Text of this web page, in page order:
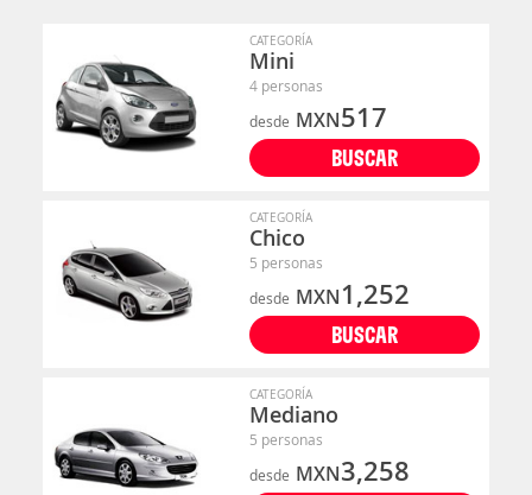
CATEGORÍA
Mini
4 personas
desde MXN517
BUSCAR
CATEGORÍA
Chico
5 personas
desde MXN1,252
BUSCAR
CATEGORÍA
Mediano
5 personas
desde MXN3,258